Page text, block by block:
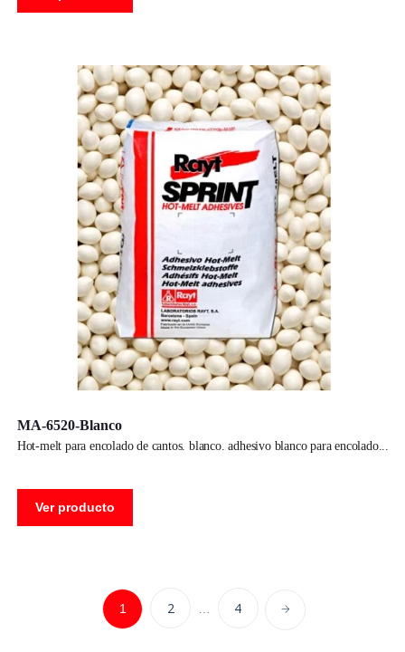
MA-6520-Blanco
hot-melt para encolado de cantos. blanco. adhesivo blanco para encolado
Ver producto
1 2 4